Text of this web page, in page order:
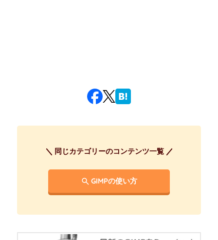
同じカテゴリーのコンテンツ一覧
GIMPの使い方